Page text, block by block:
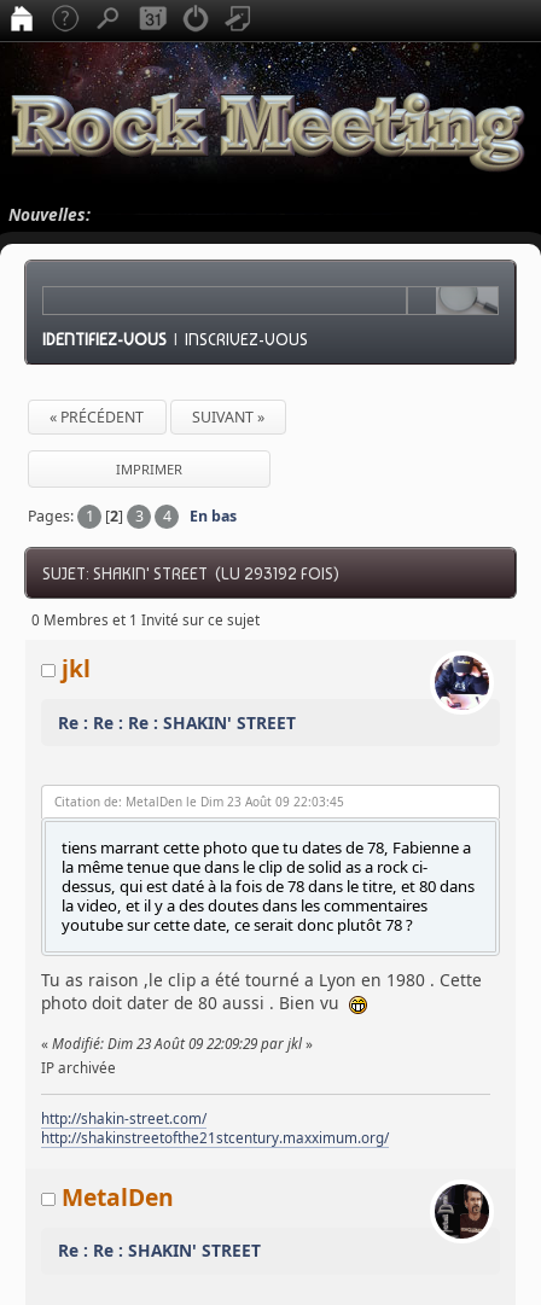
Nouvelles:
IDENTIFIEZ-VOUS |INSCRIVEZ-VOUS
« PRÉCÉDENT SUIVANT »
IMPRIMER
Pages: 1 [2] 3 4 En bas
SUJET: SHAKIN' STREET (LU 293192 FOIS)
0 Membres et 1 Invité sur ce sujet
jkl
Re : Re : Re : SHAKIN' STREET
Citation de: MetalDen le Dim 23 Août 09 22:03:45
tiens marrant cette photo que tu dates de 78, Fabienne a
la même tenue que dans le clip de solid as a rock ci-
dessus, qui est daté à la fois de 78 dans le titre, et 80 dans
la video, et il y a des doutes dans les commentaires
youtube sur cette date, ce serait donc plutôt 78 ?
Tu as raison ,le clip a été tourné a Lyon en 1980 . Cette
photo doit dater de 80 aussi . Bien vu
«Modifié: Dim 23 Août 09 22:09:29 par jkl»
IP archivée
http://shakin-street.com/
http://shakinstreetofthe21stcentury.maxximum.org/
MetalDen
Re : Re : SHAKIN' STREET